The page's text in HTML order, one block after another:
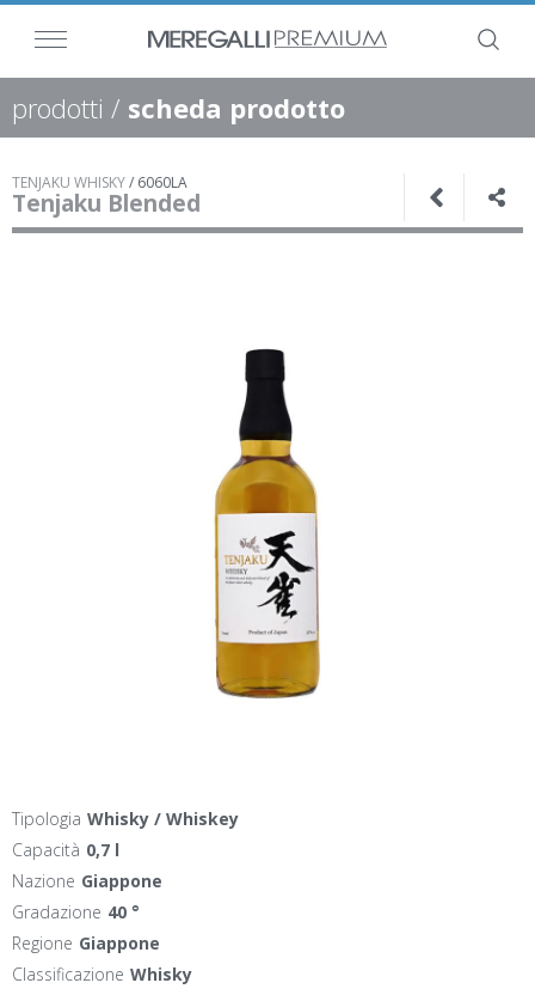
prodotti / scheda prodotto
TENJAKU WHISKY/ 6060LA
Tenjaku Blended
Tipologia Whisky / Whiskey
Capacità 0,7 l
Nazione Giappone
Gradazione 40 °
Regione Giappone
Classificazione Whisky